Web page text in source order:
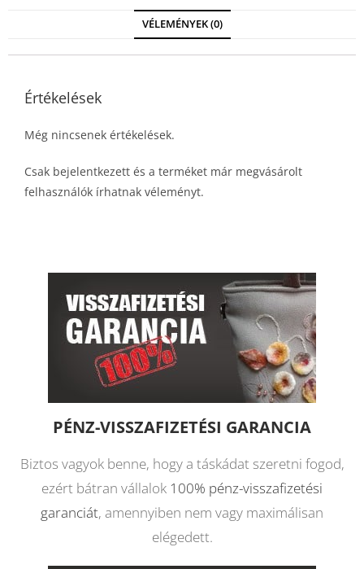
VÉLEMÉNYEK (0)
Értékelések
Még nincsenek értékelések.
Csak bejelentkezett és a terméket már megvásárolt
felhasználók írhatnak véleményt.
PÉNZ-VISSZAFIZETÉSI GARANCIA
Biztos vagyok benne, hogy a táskádat szeretni fogod,
ezért bátran vállalok 100% pénz-visszafizetési
garanciát, amennyiben nem vagy maximálisan
elégedett.